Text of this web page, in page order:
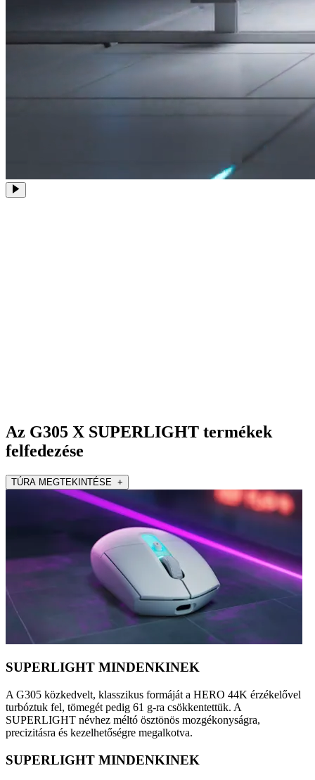
Az G305 X SUPERLIGHT termékek
felfedezése
TÚRA MEGTEKINTÉSE +
SUPERLIGHT MINDENKINEK
A G305 közkedvelt, klasszikus formáját a HERO 44K érzékelővel
turbóztuk fel, tömegét pedig 61 g-ra csökkentettük. A
SUPERLIGHT névhez méltó ösztönös mozgékonyságra,
precizitásra és kezelhetőségre megalkotva.
SUPERLIGHT MINDENKINEK